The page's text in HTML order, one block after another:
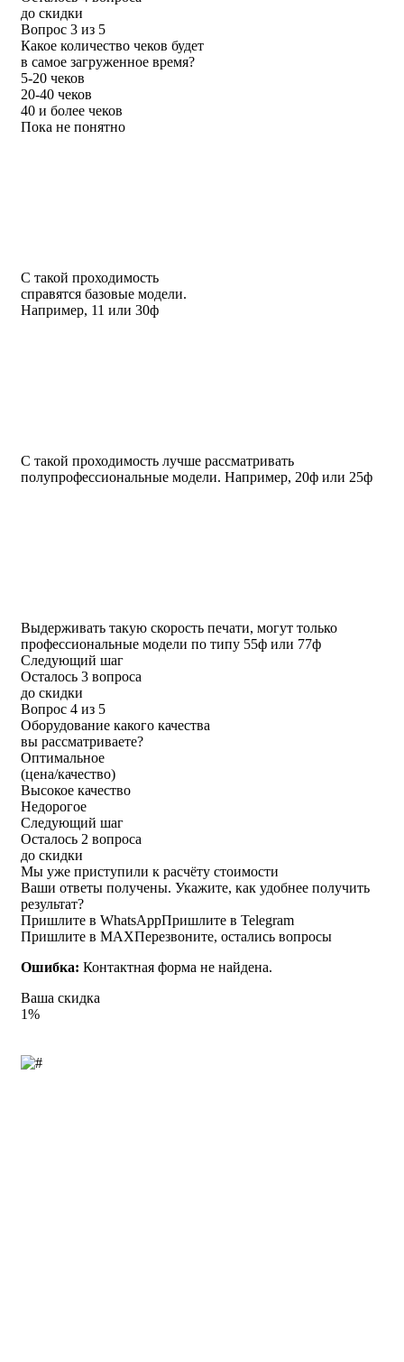
до скидки
Вопрос 3 из 5
Какое количество чеков будет
в самое загруженное время?
5-20 чеков
20-40 чеков
40 и более чеков
Пока не понятно
С такой проходимость
справятся базовые модели.
Например, 11 или 30ф
С такой проходимость лучше рассматривать
полупрофессиональные модели. Например, 20ф или 25ф
Выдерживать такую скорость печати, могут только
профессиональные модели по типу 55ф или 77ф
Следующий шаг
Осталось 3 вопроса
до скидки
Вопрос 4 из 5
Оборудование какого качества
вы рассматриваете?
Оптимальное
(цена/качество)
Высокое качество
Недорогое
Следующий шаг
Осталось 2 вопроса
до скидки
Мы уже приступили к расчёту стоимости
Ваши ответы получены. Укажите, как удобнее получить
результат?
Пришлите в WhatsAppПришлите в Telegram
Пришлите в MAXПерезвоните, остались вопросы
Ошибка: Контактная форма не найдена.
Ваша скидка
1%